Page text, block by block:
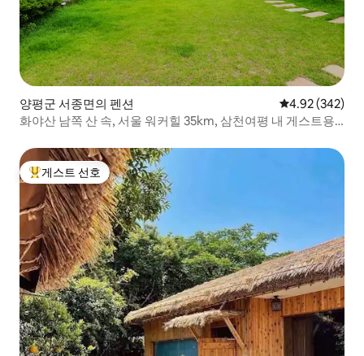
양평군 서종면의 펜션 평점 4.92점(5
4.92 (342)
화야산 남쪽 산 속, 서울 워커힐 35km, 삼천여평 내 게스트용
상위 게스트 선호
게스트 선호